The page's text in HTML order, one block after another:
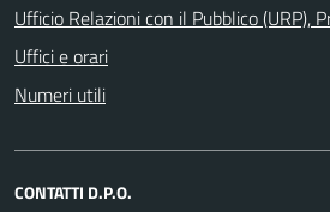
Ufficio Relazioni con il Pubblico (URP),
Uffici e orari
Numeri utili
CONTATTI D.P.O.